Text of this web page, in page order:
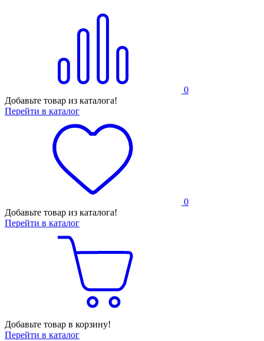
0
Добавьте товар из каталога!
Перейти в каталог
0
Добавьте товар из каталога!
Перейти в каталог
Добавьте товар в корзину!
Перейти в каталог